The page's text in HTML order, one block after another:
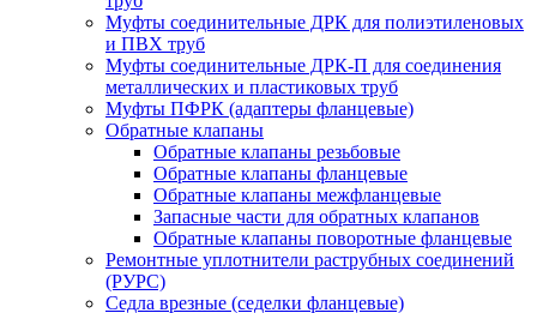
Муфты соединительные ДРК для полиэтиленовых
и ПВХ труб
Муфты соединительные ДРК-П для соединения
металлических и пластиковых труб
Муфты ПФРК (адаптеры фланцевые)
Обратные клапаны
Обратные клапаны резьбовые
Обратные клапаны фланцевые
Обратные клапаны межфланцевые
Запасные части для обратных клапанов
Обратные клапаны поворотные фланцевые
Ремонтные уплотнители раструбных соединений
(РУРС)
Седла врезные (седелки фланцевые)